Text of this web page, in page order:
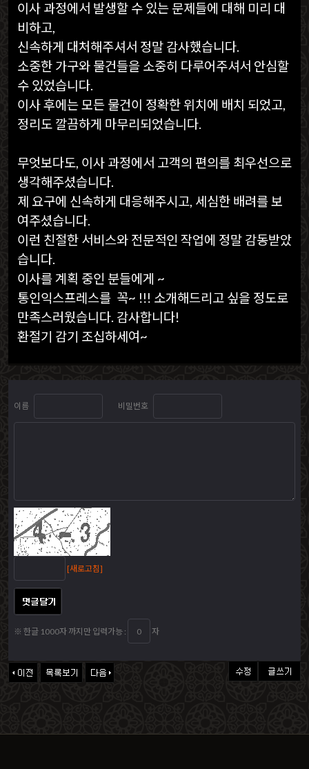
이사 과정에서 발생할 수 있는 문제들에 대해 미리 대
비하고,
신속하게 대처해주셔서 정말 감사했습니다.
소중한 가구와 물건들을 소중히 다루어주셔서 안심할
수 있었습니다.
이사 후에는 모든 물건이 정확한 위치에 배치 되었고,
정리도 깔끔하게 마무리되었습니다.
무엇보다도, 이사 과정에서 고객의 편의를 최우선으로
생각해주셨습니다.
제 요구에 신속하게 대응해주시고, 세심한 배려를 보
여주셨습니다.
이런 친절한 서비스와 전문적인 작업에 정말 감동받았
습니다.
이사를 계획 중인 분들에게 ~
통인익스프레스를 꼭~ !!! 소개해드리고 싶을 정도로
만족스러웠습니다. 감사합니다!
환절기 감기 조십하세여~
이름 비밀번호
[새로고침]
※ 한글 1000자 까지만 입력가능 : 자